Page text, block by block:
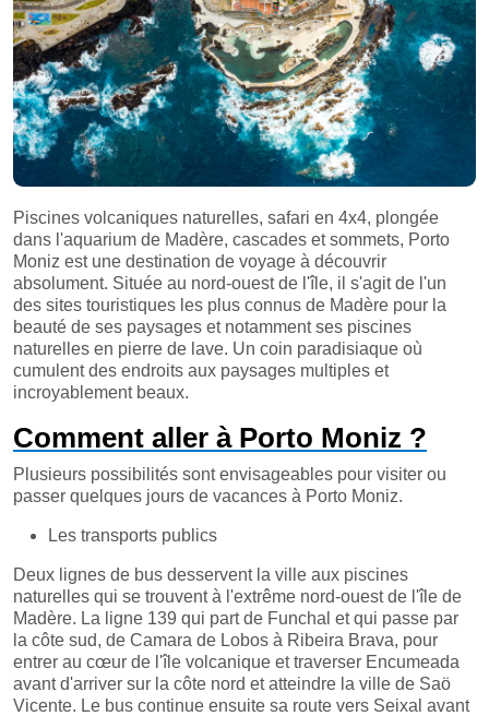
Piscines volcaniques naturelles, safari en 4x4, plongée
dans l'aquarium de Madère, cascades et sommets, Porto
Moniz est une destination de voyage à découvrir
absolument. Située au nord-ouest de l'île, il s'agit de l'un
des sites touristiques les plus connus de Madère pour la
beauté de ses paysages et notamment ses piscines
naturelles en pierre de lave. Un coin paradisiaque où
cumulent des endroits aux paysages multiples et
incroyablement beaux.
Comment aller à Porto Moniz ?
Plusieurs possibilités sont envisageables pour visiter ou
passer quelques jours de vacances à Porto Moniz.
Les transports publics
Deux lignes de bus desservent la ville aux piscines
naturelles qui se trouvent à l'extrême nord-ouest de l'île de
Madère. La ligne 139 qui part de Funchal et qui passe par
la côte sud, de Camara de Lobos à Ribeira Brava, pour
entrer au cœur de l'île volcanique et traverser Encumeada
avant d'arriver sur la côte nord et atteindre la ville de Saö
Vicente. Le bus continue ensuite sa route vers Seixal avant